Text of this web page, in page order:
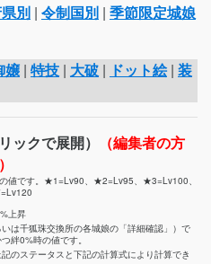
別 | 令制国別 | 季節限定城娘
嬢| 特技 | 大破 | ドット絵| 装
ックで展開）
（編集者の方
値です。★1=Lv90、★2=Lv95、★3=Lv100、
上昇
は千狐珠交換所の各城娘の「詳細確認」）で
絆0%時の値です。
のステータスと下記の計算式により計算でき